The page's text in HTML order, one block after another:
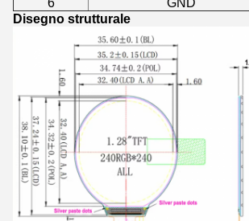
Disegno strutturale